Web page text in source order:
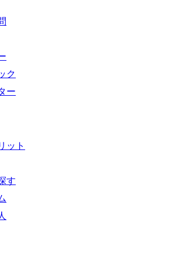
ク
ー
ット
す